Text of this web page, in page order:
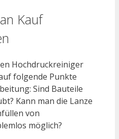
Kauf
Hochdruckreiniger
folgende Punkte
Sind Bauteile
Kann man die Lanze
von
möglich?